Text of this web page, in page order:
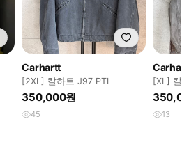
Carhartt
[2XL] 칼하트 J97 PTL
350,000원
45
[XL] 칼
13